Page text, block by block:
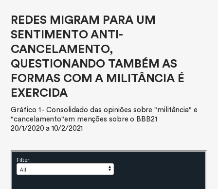
REDES MIGRAM PARA UM
SENTIMENTO ANTI-
CANCELAMENTO,
QUESTIONANDO TAMBÉM AS
FORMAS COM A MILITÂNCIA É
EXERCIDA​
Gráfico 1 - Consolidado das opiniões sobre "militância" e
"cancelamento"em menções sobre o BBB21
20/1/2020 a 10/2/2021